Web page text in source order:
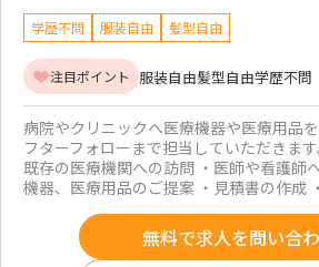
学歴不問 服装自由 髪型自由
注目ポイント 服装自由髪型自由学歴不問
病院やクリニックへ医療機器や医療用品
フターフォローまで担当していただきま
既存の医療機関への訪問 ・医師や看護師
機器、医療用品のご提案 ・見積書の作成
無料で求人を問い合